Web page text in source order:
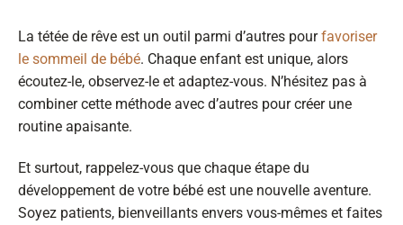
La tétée de rêve est un outil parmi d’autres pourfavoriser
le sommeil de bébé. Chaque enfant est unique, alors
écoutez-le, observez-le et adaptez-vous. N’hésitez pas à
combiner cette méthode avec d’autres pour créer une
routine apaisante.
Et surtout, rappelez-vous que chaque étape du
développement de votre bébé est une nouvelle aventure.
Soyez patients, bienveillants envers vous-mêmes et faites